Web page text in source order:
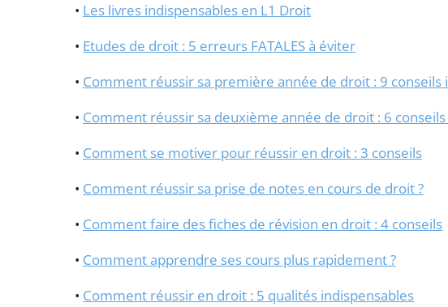
• Les livres indispensables en L1 Droit
• Etudes de droit : 5 erreurs FATALES à éviter
• Comment réussir sa première année de droit : 9 conseils
• Comment réussir sa deuxième année de droit : 6
• Comment se motiver pour réussir en droit : 3 conseils
• Comment réussir sa prise de notes en cours de droit ?
• Comment faire des fiches de révision en droit : 4 conseils
• Comment apprendre ses cours plus rapidement ?
• Comment réussir en droit : 5 qualités indispensables